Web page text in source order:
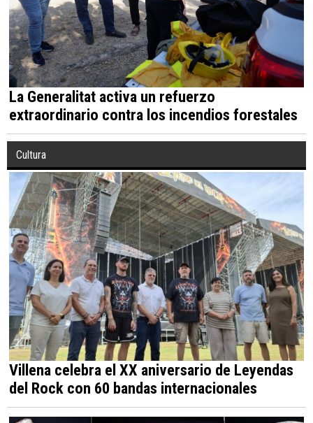
La Generalitat activa un refuerzo
extraordinario contra los incendios forestales
Cultura
Villena celebra el XX aniversario de Leyendas
del Rock con 60 bandas internacionales